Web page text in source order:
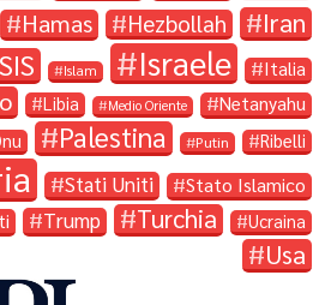
Hamas Hezbollah Iran
Islam Israele Italia
Libia Medio Oriente Netanyahu
Palestina Putin Ribelli
Stati Uniti Stato Islamico
Trump Turchia Ucraina
Usa